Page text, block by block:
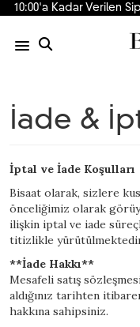
10:00'a Kadar Verilen
İade &
İptal ve İade Koşulları
Bisaat olarak, sizlere
önceliğimiz olarak
ilişkin iptal ve iade
titizlikle
**İade Hakkı**
Mesafeli satış
aldığınız tarihten
hakkına sahipsiniz.